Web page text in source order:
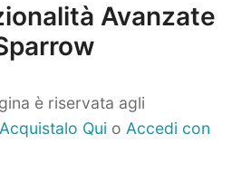
Avanzate
è riservata agli
Acquistalo Qui o Accedi con